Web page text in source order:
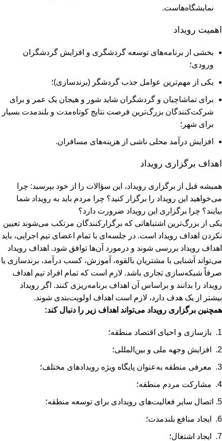
نمایشگاه‌هاست.
اهمیت رویداد
بخشی از برنامه‌های توسعه ﮔﺮدﺷﮕﺮی و اﻓﺰاﯾﺶ ﮔﺮدﺷﮕﺮان
ورودی؛
ﯾﮑﯽ از مهم‌ترین ﻋﻮاﻣﻞ ﺟﺬب ﮔﺮدﺷﮕﺮ (ﺑﺮﻧﺪﺳﺎزی)؛
ﺑﺮای ﺗﻤﺎﺷﺎﭼﯿﺎن و ﮔﺮدﺷﮕﺮان ﺷﺎﯾﺪ ﺷﻮر و ﻫﯿﺠﺎن ﯾﮏ ﻋﻤﺮ و ﺑﺮای
شرکت‌کنندگان بزرگ‌ترین ﻓﺮﺻﺖ ﻧﺘﺎﯾﺞ کوتاه‌مدت و بلندمدت ﺑﺴﯿﺎر
ﺑﺮای ﺷﻬﺮ؛
اﻓﺰاﯾﺶ درآﻣﺪ ﻣﺤﻠﯽ ﻧﺎﺷﯽ از هزینه‌های ﻣﺴﺎﻓﺮان.
اهداف برگزاری رویداد
ﻫﻤﯿﺸﻪ ﻗﺒﻞ از ﺑﺮﮔﺰاری روﯾﺪاد، اﯾﻦ سؤالات را از ﺧﻮد ﺑﭙﺮﺳﯿﺪ: ﭼﺮا
می‌خواهید اﯾﻦ روﯾﺪاد را ﺑﺮﮔﺰار ﮐﻨﯿﺪ؟ ﭼﺮا ﻣﺮدم ﺑﺎﯾﺪ ﺑﻪ روﯾﺪاد ﺷﻤﺎ
ﺑﯿﺎﯾﻨﺪ؟ ﭼﺮا ﺑﺮﮔﺰاری این روﯾﺪاد ﺿﺮورت دارد؟
ﯾﮑﯽ از بزرگ‌ترین اﺷﺘﺒﺎﻫﺎﺗﯽ ﮐﻪ ﺑﺮﮔﺰارﮐﻨﻨﺪﮔﺎن ﻣﺮﺗﮑﺐ می‌شوند ﺗﻌﯿﯿﻦ
ﻧﮑﺮدن اﻫﺪاف روﯾﺪاد اﺳﺖ. در جلسه‌ای ﺑﺎ ﺗﻤﺎم اﻋﻀﺎی ﺗﯿﻢ اﺟﺮاﯾﯽ، ﺑﺎﯾﺪ
اﻫﺪاف روﯾﺪاد بررسی شوند و درمورد آن‌ها ﺗﻮاﻓﻖ شود. اﻫﺪاف روﯾﺪاد
می‌تواند آﺷﻨﺎﯾﯽ ﺑﺎ ﻣﺸﺘﺮﯾﺎن ﺑﺎﻟﻘﻮه، آﻣﻮزش، ﮐﺴﺐ درآﻣﺪ، ﺑﺮﻧﺪﺳﺎزی ﯾﺎ
صرفاً شبکه‌سازی ﺗﺠﺎری ﺑﺎﺷﺪ. ﻻزم اﺳﺖ ﮐﻪ ﺗﻤﺎم اﻓﺮاد ﺗﯿﻢ اﻫﺪاف
روﯾﺪاد را ﺑﺪاﻧﻨﺪ و ﺑﺮاﺳﺎس آن اﻫﺪاف برنامه‌ریزی ﮐﻨﻨﺪ. اﮔﺮ روﯾﺪاد
ﺑﯿﺸﺘﺮ از ﯾﮏ ﻫﺪف دارد، ﻻزم اﺳﺖ اﻫﺪاف اولویت‌بندی ﺷﻮﻧﺪ.
همچنین برگزاری رویداد می‌تواند اهداف زیر را دنبال کند:
بازسازی و احیای اقتصاد منطقه؛
افزایش وجهه ملی و بین‌المللی؛
معرفی منطقه به‌عنوان پایگاه ویژه رویدادهای مختلف؛
مشارکت مردم منطقه؛
اتصال سایر فعالیت‌های رویدادی برای توسعه منطقه؛
ایجاد منافع بلندمدت؛
ایجاد اشتغال؛